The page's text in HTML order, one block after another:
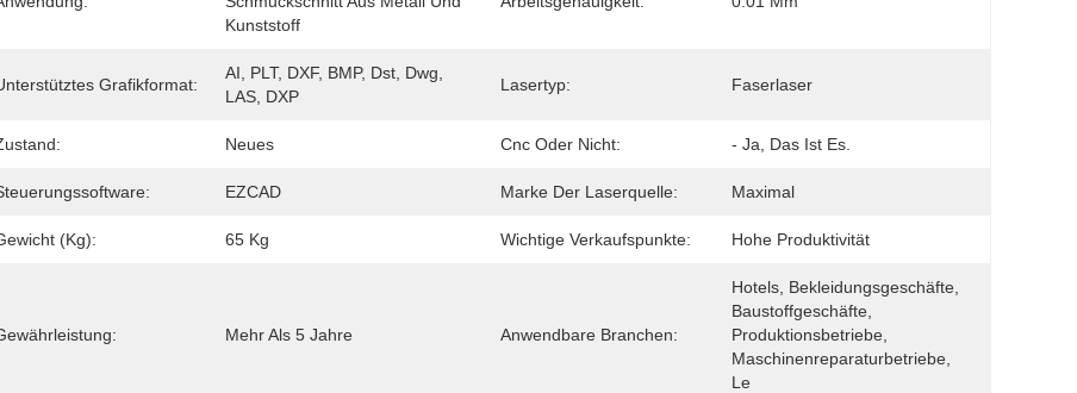
Kunststoff
Grafikformat:
AI, PLT, DXF, BMP, Dst, Dwg,
LAS, DXP
Lasertyp: Faserlaser
Neues Cnc Oder Nicht: - Ja, Das Ist Es.
EZCAD Marke Der Laserquelle: Maximal
(Kg): 65 Kg Wichtige Verkaufspunkte: Hohe Produktivität
Mehr Als 5 Jahre Anwendbare Branchen:
Hotels, Bekleidungsgeschäfte,
Baustoffgeschäfte,
Produktionsbetriebe,
Maschinenreparaturbetriebe,
Le